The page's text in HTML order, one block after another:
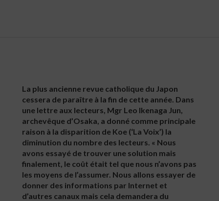
La plus ancienne revue catholique du Japon
cessera de paraître à la fin de cette année. Dans
une lettre aux lecteurs, Mgr Leo Ikenaga Jun,
archevêque d’Osaka, a donné comme principale
raison à la disparition de Koe (‘La Voix’) la
diminution du nombre des lecteurs. « Nous
avons essayé de trouver une solution mais
finalement, le coût était tel que nous n’avons pas
les moyens de l’assumer. Nous allons essayer de
donner des informations par Internet et
d’autres canaux mais cela demandera du